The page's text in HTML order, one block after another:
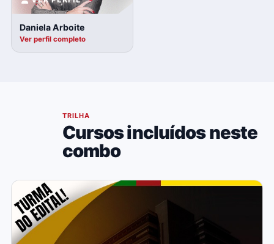
Daniela Arboite
Ver perfil completo
TRILHA
Cursos incluídos neste
combo